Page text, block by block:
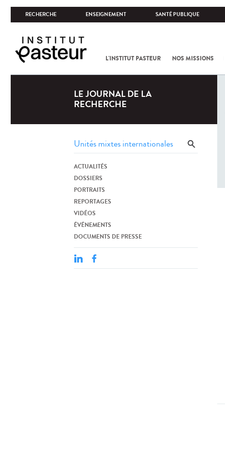
RECHERCHE ENSEIGNEMENT SANTÉ PUBLIQUE
L'INSTITUT PASTEUR NOS MISSIONS
LE JOURNAL DE LA
RECHERCHE
ACTUALITÉS
DOSSIERS
PORTRAITS
REPORTAGES
VIDÉOS
ÉVÉNEMENTS
DOCUMENTS DE PRESSE